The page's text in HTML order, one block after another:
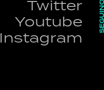
Twitter
Youtube
Instagram